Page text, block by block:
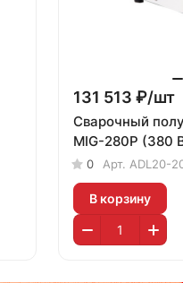
131 513 ₽/шт
Сварочный
MIG-280P (380
0 Арт. ADL20-
В корзину